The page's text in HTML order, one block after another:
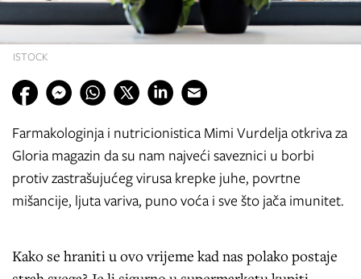
ISTOCK
Farmakologinja i nutricionistica Mimi Vurdelja otkriva za
Gloria magazin da su nam najveći saveznici u borbi
protiv zastrašujućeg virusa krepke juhe, povrtne
mišancije, ljuta variva, puno voća i sve što jača imunitet.
Kako se hraniti u ovo vrijeme kad nas polako postaje